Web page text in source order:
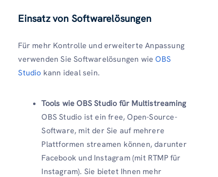
Einsatz von Softwarelösungen
Für mehr Kontrolle und erweiterte Anpassung
verwenden Sie Softwarelösungen wieOBS
Studio kann ideal sein.
Tools wie OBS Studio für Multistreaming
OBS Studio ist ein free, Open-Source-
Software, mit der Sie auf mehrere
Plattformen streamen können, darunter
Facebook und Instagram (mit RTMP für
Instagram). Sie bietet Ihnen mehr